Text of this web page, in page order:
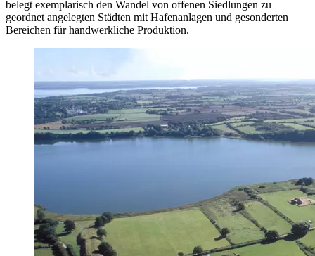
belegt exemplarisch den Wandel von offenen Siedlungen zu
geordnet angelegten Städten mit Hafenanlagen und gesonderten
Bereichen für handwerkliche Produktion.